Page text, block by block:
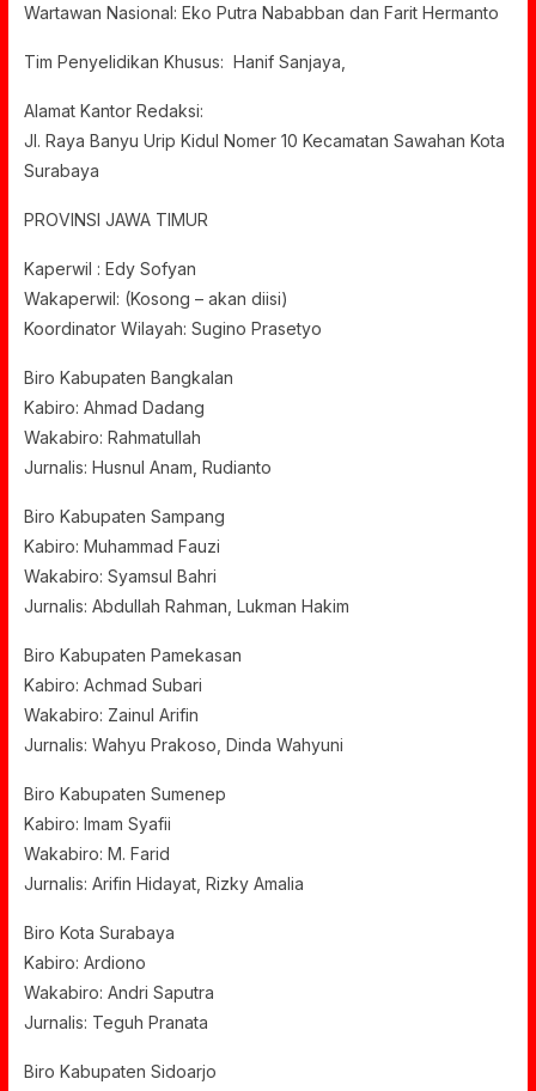
Wartawan Nasional: Eko Putra Nababban dan Farit Hermanto
Tim Penyelidikan Khusus: Hanif Sanjaya,
Alamat Kantor Redaksi:
Jl. Raya Banyu Urip Kidul Nomer 10 Kecamatan Sawahan Kota
Surabaya
PROVINSI JAWA TIMUR
Kaperwil : Edy Sofyan
Wakaperwil: (Kosong – akan diisi)
Koordinator Wilayah: Sugino Prasetyo
Biro Kabupaten Bangkalan
Kabiro: Ahmad Dadang
Wakabiro: Rahmatullah
Jurnalis: Husnul Anam, Rudianto
Biro Kabupaten Sampang
Kabiro: Muhammad Fauzi
Wakabiro: Syamsul Bahri
Jurnalis: Abdullah Rahman, Lukman Hakim
Biro Kabupaten Pamekasan
Kabiro: Achmad Subari
Wakabiro: Zainul Arifin
Jurnalis: Wahyu Prakoso, Dinda Wahyuni
Biro Kabupaten Sumenep
Kabiro: Imam Syafii
Wakabiro: M. Farid
Jurnalis: Arifin Hidayat, Rizky Amalia
Biro Kota Surabaya
Kabiro: Ardiono
Wakabiro: Andri Saputra
Jurnalis: Teguh Pranata
Biro Kabupaten Sidoarjo